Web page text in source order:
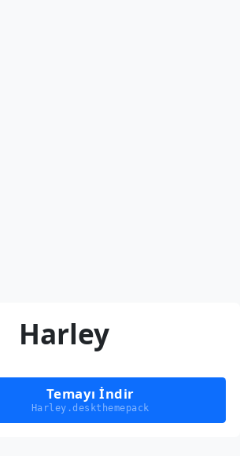
Harley
Temayı İndir
Harley.deskthemepack